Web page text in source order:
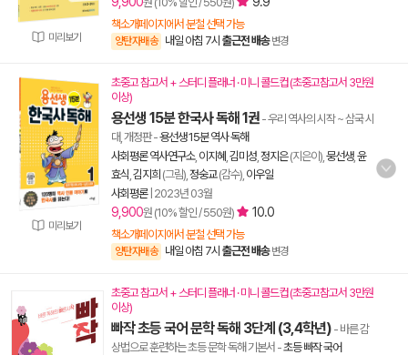
미리보기
책소개페이지에서 분철 선택 가능
양탄자배송 내일 아침 7시 출근전 배송 변경
미리보기
초중고 참고서 + 스터디 플래너 · 미니 콜드컵 (초중고참고서 3만원
이상)
용선생 15분 한국사 독해 1권 - 우리 역사의 시작 ~ 삼국 시
대, 개정판-용선생 15분 역사 독해
사회평론 역사연구소, 이지혜 김미성 정지은(지은이), 뭉선생, 윤
효식 김지희 (그림), 정숭교(감수), 이우일
사회평론| 2023년 03월
9,900원 (10% 할인 / 550원) 10.0
책소개페이지에서 분철 선택 가능
양탄자배송 내일 아침 7시 출근전 배송 변경
초중고 참고서 + 스터디 플래너 · 미니 콜드컵 (초중고참고서 3만원
이상)
빠작 초등 국어 문학 독해 3단계 (3,4학년) - 바른 감
상법으로 훈련하는 초등 문학 독해 기본서 -초등 빠작 국어